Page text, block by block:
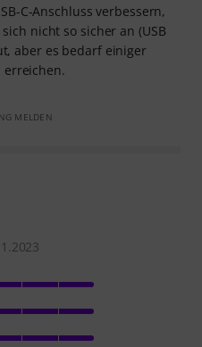
C-Anschluss verbessern,
nicht so sicher an (USB
aber es bedarf einiger
erreichen.
MELDEN